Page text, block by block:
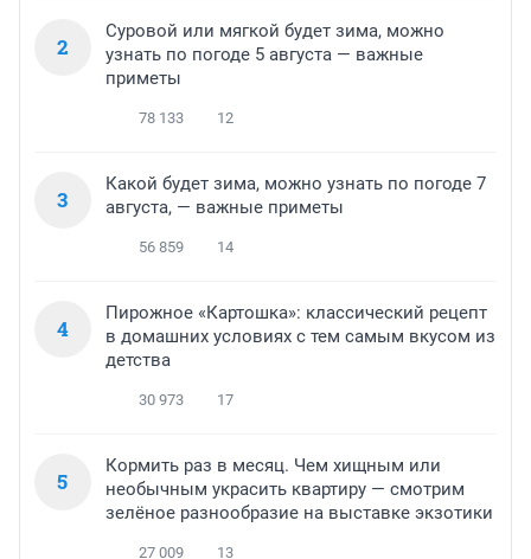
2
Суровой или мягкой будет зима, можно
узнать по погоде 5 августа — важные
приметы
78 133 12
3
Какой будет зима, можно узнать по погоде 7
августа, — важные приметы
56 859 14
4
Пирожное «Картошка»: классический рецепт
в домашних условиях с тем самым вкусом из
детства
30 973 17
5
Кормить раз в месяц. Чем хищным или
необычным украсить квартиру — смотрим
зелёное разнообразие на выставке экзотики
27 009 13